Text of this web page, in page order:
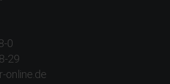
0
29
online.de